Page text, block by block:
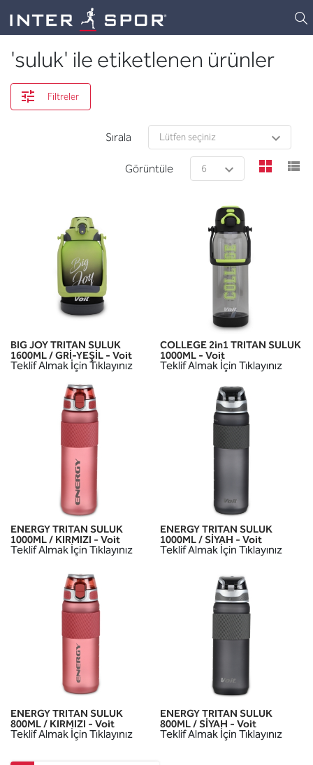
'suluk' ile etiketlenen ürünler
Filtreler
Sırala
Görüntüle
BIG JOY TRITAN SULUK
1600ML / GRİ-YEŞİL - Voit
Teklif Almak İçin Tıklayınız
COLLEGE 2in1 TRITAN SULUK
1000ML - Voit
Teklif Almak İçin Tıklayınız
ENERGY TRITAN SULUK
1000ML / KIRMIZI - Voit
Teklif Almak İçin Tıklayınız
ENERGY TRITAN SULUK
1000ML / SİYAH - Voit
Teklif Almak İçin Tıklayınız
ENERGY TRITAN SULUK
800ML / KIRMIZI - Voit
Teklif Almak İçin Tıklayınız
ENERGY TRITAN SULUK
800ML / SİYAH - Voit
Teklif Almak İçin Tıklayınız